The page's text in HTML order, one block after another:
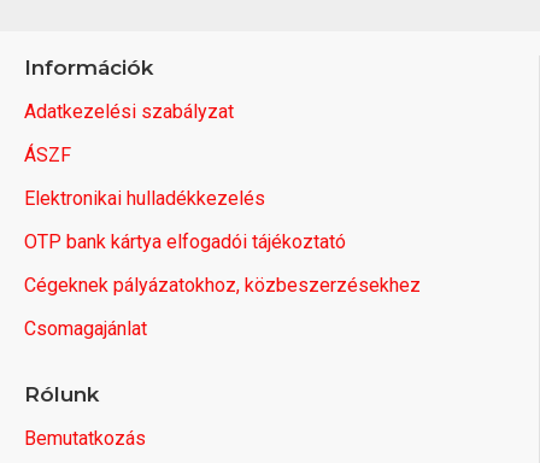
Információk
Adatkezelési szabályzat
ÁSZF
Elektronikai hulladékkezelés
OTP bank kártya elfogadói tájékoztató
Cégeknek pályázatokhoz, közbeszerzésekhez
Csomagajánlat
Rólunk
Bemutatkozás